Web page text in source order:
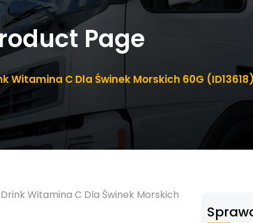
Page
Witamina C Dla Świnek Morskich 60G (ID13618)
Witamina C Dla Świnek Morskich